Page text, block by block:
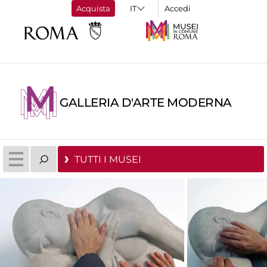
Acquista Accedi
GALLERIA D'ARTE MODERNA
TUTTI I MUSEI